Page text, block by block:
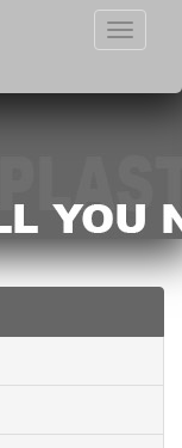
Toggle